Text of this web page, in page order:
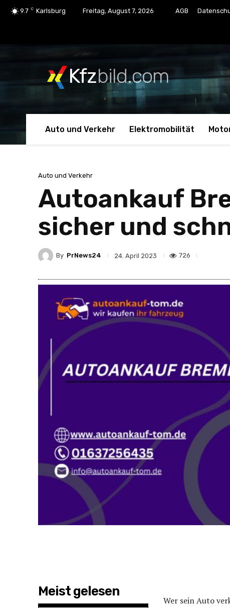
9.7 C Karlsburg Freitag, August 7, 2026 AGB
Kfzbild.com
Auto und Verkehr Elektromobilität
Auto und Verkehr
Autoankauf
sicher und
By PrNews24 24. April 2023 726
Meist gelesen
Wer sein Auto